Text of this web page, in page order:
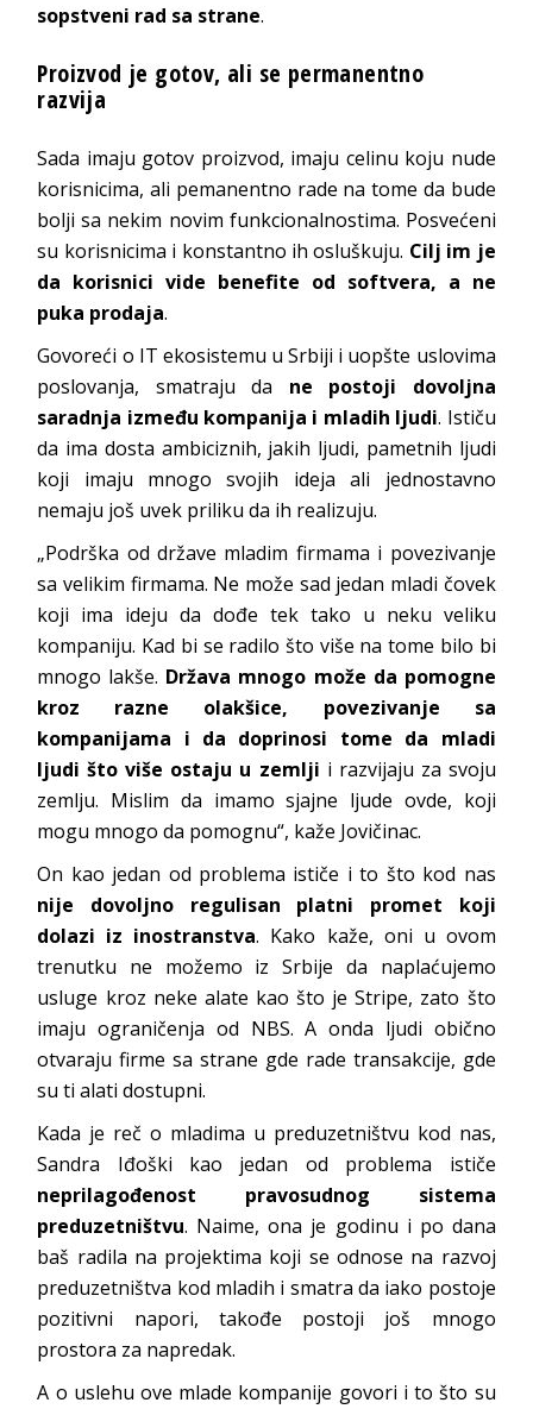
sopstveni rad sa strane.
Proizvod je gotov, ali se permanentno
razvija
Sada imaju gotov proizvod, imaju celinu koju nude
korisnicima, ali pemanentno rade na tome da bude
bolji sa nekim novim funkcionalnostima. Posvećeni
su korisnicima i konstantno ih osluškuju. Cilj im je
da korisnici vide benefite od softvera, a ne
puka prodaja.
Govoreći o IT ekosistemu u Srbiji i uopšte uslovima
poslovanja, smatraju da ne postoji dovoljna
saradnja između kompanija i mladih ljudi. Ističu
da ima dosta ambiciznih, jakih ljudi, pametnih ljudi
koji imaju mnogo svojih ideja ali jednostavno
nemaju još uvek priliku da ih realizuju.
„Podrška od države mladim firmama i povezivanje
sa velikim firmama. Ne može sad jedan mladi čovek
koji ima ideju da dođe tek tako u neku veliku
kompaniju. Kad bi se radilo što više na tome bilo bi
mnogo lakše. Država mnogo može da pomogne
kroz razne olakšice, povezivanje sa
kompanijama i da doprinosi tome da mladi
ljudi što više ostaju u zemlji i razvijaju za svoju
zemlju. Mislim da imamo sjajne ljude ovde, koji
mogu mnogo da pomognu“, kaže Jovičinac.
On kao jedan od problema ističe i to što kod nas
nije dovoljno regulisan platni promet koji
dolazi iz inostranstva. Kako kaže, oni u ovom
trenutku ne možemo iz Srbije da naplaćujemo
usluge kroz neke alate kao što je Stripe, zato što
imaju ograničenja od NBS. A onda ljudi obično
otvaraju firme sa strane gde rade transakcije, gde
su ti alati dostupni.
Kada je reč o mladima u preduzetništvu kod nas,
Sandra Iđoški kao jedan od problema ističe
neprilagođenost pravosudnog sistema
preduzetništvu. Naime, ona je godinu i po dana
baš radila na projektima koji se odnose na razvoj
preduzetništva kod mladih i smatra da iako postoje
pozitivni napori, takođe postoji još mnogo
prostora za napredak.
A o uslehu ove mlade kompanije govori i to što su